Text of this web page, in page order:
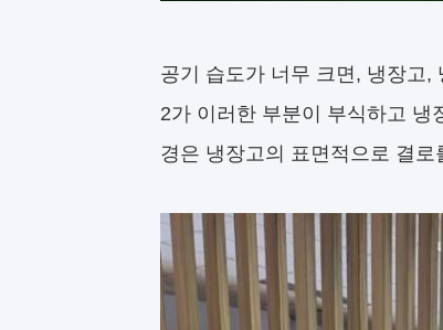
공기 습도가 너무 크면, 냉장고,
2가 이러한 부분이 부식하고 냉
경은 냉장고의 표면적으로 결